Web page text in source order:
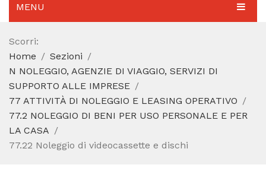
MENU
AGGIORNAMENTO 2025
SEZIONI
CODICE ATECO A COSA SERVE
CODICE FISCALE
Scorri:
Home
Sezioni
N NOLEGGIO, AGENZIE DI VIAGGIO, SERVIZI DI
SUPPORTO ALLE IMPRESE
77 ATTIVITÀ DI NOLEGGIO E LEASING OPERATIVO
77.2 NOLEGGIO DI BENI PER USO PERSONALE E PER
LA CASA
77.22 Noleggio di videocassette e dischi